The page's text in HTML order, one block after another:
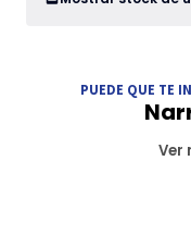
PUEDE QUE TE
Ver